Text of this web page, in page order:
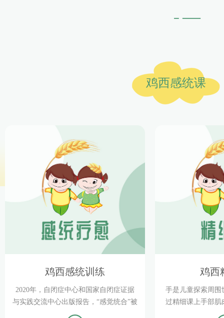
鸡西感统课
鸡西感统训练
2020年，自闭症中心和国家自闭症证据
与实践交流中心出版报告，“感觉统合”被
列为针对0-22岁孤儿症儿童和青少年实证
鸡西
手是儿童探索周围
过精细课上手部肌
抓握、拧、按、